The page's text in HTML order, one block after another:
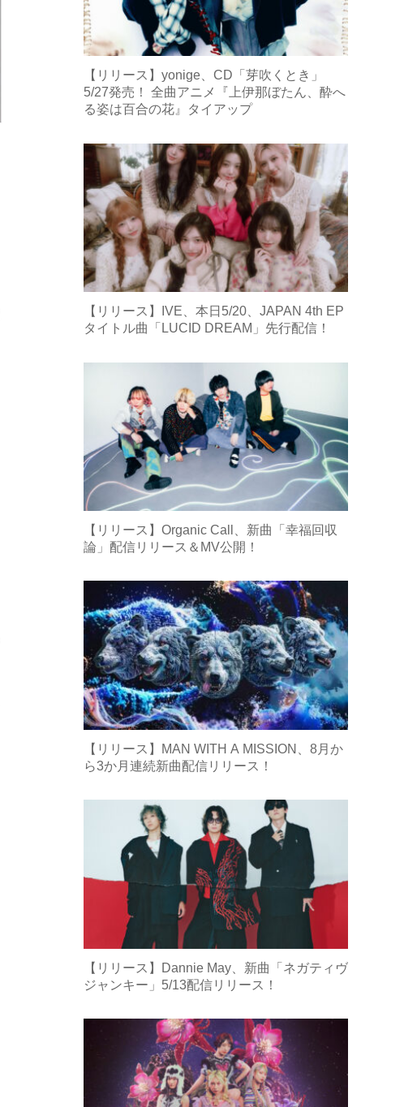
【リリース】yonige、CD「芽吹くとき」
5/27発売！ 全曲アニメ『上伊那ぼたん、酔へ
る姿は百合の花』タイアップ
【リリース】IVE、本日5/20、JAPAN 4th EP
タイトル曲「LUCID DREAM」先行配信！
【リリース】Organic Call、新曲「幸福回収
論」配信リリース＆MV公開！
【リリース】MAN WITH A MISSION、8月か
ら3か月連続新曲配信リリース！
【リリース】Dannie May、新曲「ネガティヴ
ジャンキー」5/13配信リリース！